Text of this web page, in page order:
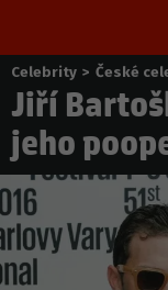
Nacházíte
se
zde:
Celebrity > České
Jiří
jeho